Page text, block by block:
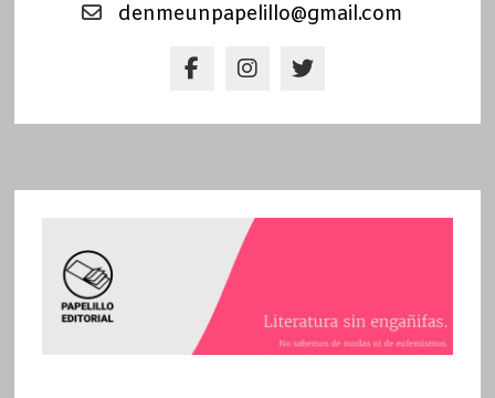
denmeunpapelillo@gmail.com